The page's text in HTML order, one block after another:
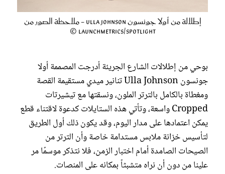
إطلالة من أولا جونسون Ulla Johnson - ملاحظة الصور من
Launchmetrics/Spotlight ©
بوحي من إطلالات الشارع الجريئة أدرجت المصممة أولا
جونسون Ulla Johnson تنانير ميدي مستقيمة القصة
ومغطاة بالكامل بالترتر الملون، ونسقتها مع تيشيرتات
Cropped واسعة، وتأتي هذه الستايلات كدعوة لاقتناء قطع
يمكن اعتمادها على مدار اليوم، وقد يكون ذلك أول الطريق
لتأسيس خزانة ملابس مستدامة خاصة وأن الترتر من
الصيحات الصامدة أمام اختبار الزمن، فلا نتذكر موسمًا مر
علينا من دون أن نراه متشبثاً بمكانه على المنصات.